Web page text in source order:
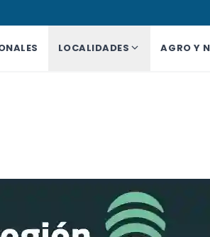
LOCALIDADES AGRO Y